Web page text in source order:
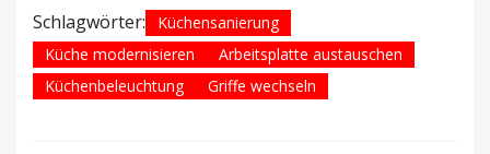
Schlagwörter:
Küchensanierung
Küche modernisieren
Arbeitsplatte austauschen
Küchenbeleuchtung
Griffe wechseln